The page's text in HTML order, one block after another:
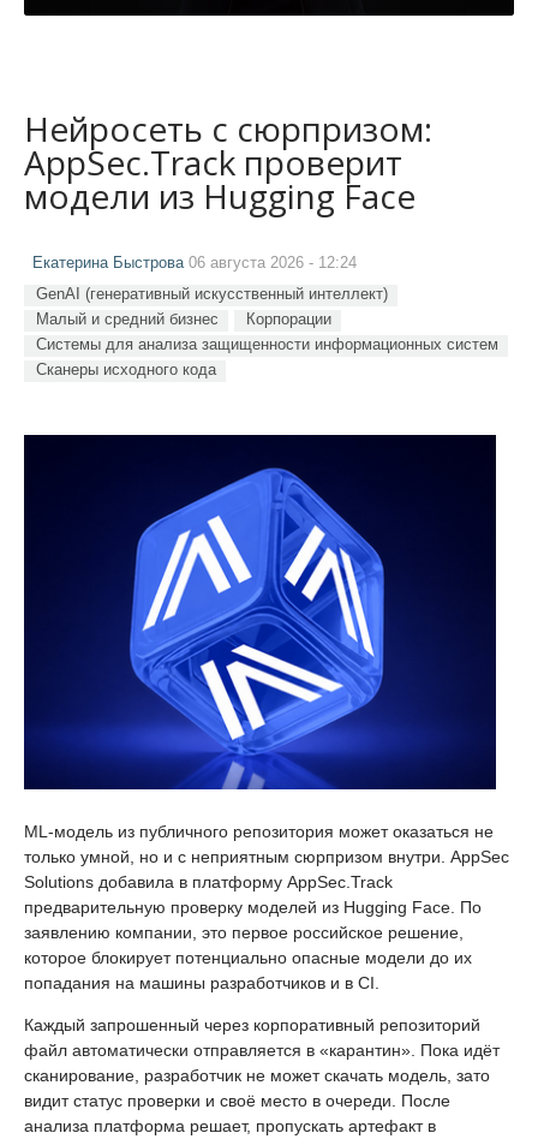
Нейросеть с сюрпризом:
AppSec.Track проверит
модели из Hugging Face
Екатерина Быстрова06 августа 2026 - 12:24
GenAI (генеративный искусственный интеллект)
Малый и средний бизнес
Корпорации
Системы для анализа защищенности информационных систем
Сканеры исходного кода
ML-модель из публичного репозитория может оказаться не
только умной, но и с неприятным сюрпризом внутри. AppSec
Solutions добавила в платформу AppSec.Track
предварительную проверку моделей из Hugging Face. По
заявлению компании, это первое российское решение,
которое блокирует потенциально опасные модели до их
попадания на машины разработчиков и в CI.
Каждый запрошенный через корпоративный репозиторий
файл автоматически отправляется в «карантин». Пока идёт
сканирование, разработчик не может скачать модель, зато
видит статус проверки и своё место в очереди. После
анализа платформа решает, пропускать артефакт в